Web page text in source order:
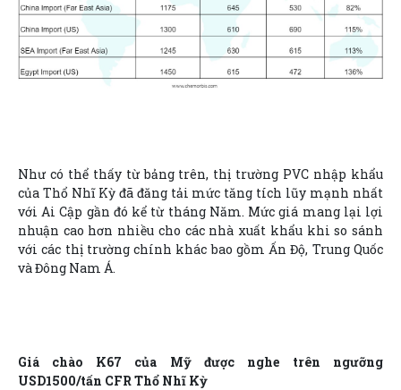
Như có thể thấy từ bảng trên, thị trường PVC nhập khẩu
của Thổ Nhĩ Kỳ đã đăng tải mức tăng tích lũy mạnh nhất
với Ai Cập gần đó kể từ tháng Năm. Mức giá mang lại lợi
nhuận cao hơn nhiều cho các nhà xuất khẩu khi so sánh
với các thị trường chính khác bao gồm Ấn Độ, Trung Quốc
và Đông Nam Á.
Giá chào K67 của Mỹ được nghe trên ngưỡng
USD1500/tấn CFR Thổ Nhĩ Kỳ